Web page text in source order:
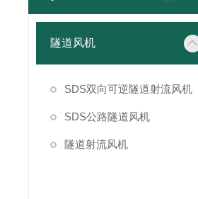
隧道风机
SDS双向可逆隧道射流风机
SDS公路隧道风机
隧道射流风机